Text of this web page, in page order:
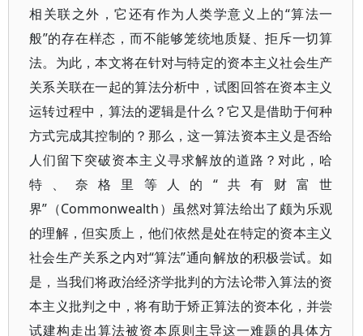
相关联之外，它还有作为人类学意义上的“算法一
般”的存在样态，而不能够笼统地质疑、拒斥一切算
法。为此，本文将在针对与特定的资本主义社会生产
关系关联在一起的算法分析中，试图回答在资本主义
运转过程中，算法的逻辑是什么？它又是借助于何种
方式完成其控制的？那么，这一算法资本主义是否给
人们留下突破资本主义寻求解放的道路？对此，哈
特、奈格里等人的“共有财富世
界”（Commonwealth）虽然对算法给出了颇为乐观
的理解，但实质上，他们依然是处在特定的资本主义
社会生产关系之内对“算法”通向解放的积极尝试。如
是，当我们将政治经济学批判的方法论带入算法的资
本主义批判之中，将有助于矫正算法的资本化，并尝
试建构走出算法被资本原则主导这一难题的具体方